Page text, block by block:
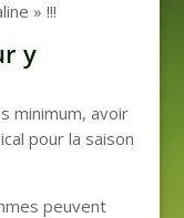
» !!!
y
minimum, avoir
pour la saison
peuvent